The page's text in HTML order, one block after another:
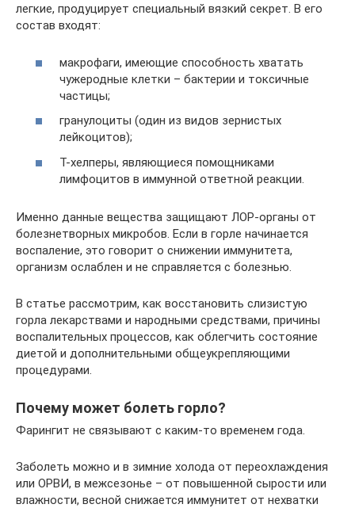
легкие, продуцирует специальный вязкий секрет. В его
состав входят:
макрофаги, имеющие способность хватать
чужеродные клетки – бактерии и токсичные
частицы;
гранулоциты (один из видов зернистых
лейкоцитов);
Т-хелперы, являющиеся помощниками
лимфоцитов в иммунной ответной реакции.
Именно данные вещества защищают ЛОР-органы от
болезнетворных микробов. Если в горле начинается
воспаление, это говорит о снижении иммунитета,
организм ослаблен и не справляется с болезнью.
В статье рассмотрим, как восстановить слизистую
горла лекарствами и народными средствами, причины
воспалительных процессов, как облегчить состояние
диетой и дополнительными общеукрепляющими
процедурами.
Почему может болеть горло?
Фарингит не связывают с каким-то временем года.
Заболеть можно и в зимние холода от переохлаждения
или ОРВИ, в межсезонье – от повышенной сырости или
влажности, весной снижается иммунитет от нехватки